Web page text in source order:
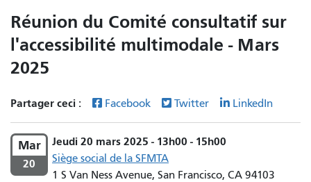
Réunion du Comité consultatif sur
l'accessibilité multimodale - Mars
2025
Partager ceci : Facebook Twitter LinkedIn
Mar
20
Jeudi 20 mars 2025 - 13h00 - 15h00
Siège social de la SFMTA
1 S Van Ness Avenue, San Francisco, CA 94103